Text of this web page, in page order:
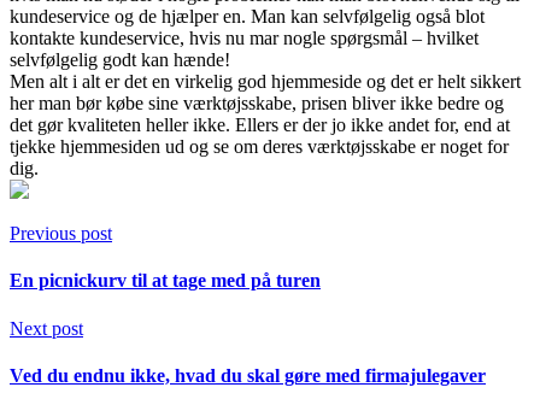
kundeservice og de hjælper en. Man kan selvfølgelig også blot
kontakte kundeservice, hvis nu mar nogle spørgsmål – hvilket
selvfølgelig godt kan hænde!
Men alt i alt er det en virkelig god hjemmeside og det er helt sikkert
her man bør købe sine værktøjsskabe, prisen bliver ikke bedre og
det gør kvaliteten heller ikke. Ellers er der jo ikke andet for, end at
tjekke hjemmesiden ud og se om deres værktøjsskabe er noget for
dig.
Previous post
En picnickurv til at tage med på turen
Next post
Ved du endnu ikke, hvad du skal gøre med firmajulegaver